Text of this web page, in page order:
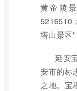
黄帝陵
5216510
塔山景区*
延安
安市的标
之地。宝